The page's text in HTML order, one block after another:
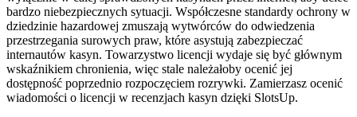
bardzo niebezpiecznych sytuacji. Współczesne standardy ochrony w
dziedzinie hazardowej zmuszają wytwórców do odwiedzenia
przestrzegania surowych praw, które asystują zabezpieczać
internautów kasyn. Towarzystwo licencji wydaje się być głównym
wskaźnikiem chronienia, więc stale należałoby ocenić jej
dostępność poprzednio rozpoczęciem rozrywki. Zamierzasz ocenić
wiadomości o licencji w recenzjach kasyn dzięki SlotsUp.